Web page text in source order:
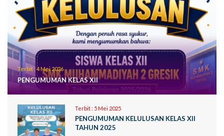
Terbit : 4 Mei 2026
PENGUMUMAN KELAS XII
Terbit : 5 Mei 2025
PENGUMUMAN KELULUSAN KELAS XII
TAHUN 2025